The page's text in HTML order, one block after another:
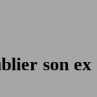
son ex